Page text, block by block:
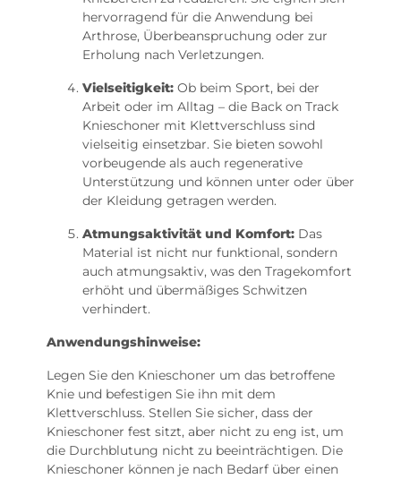
hervorragend für die Anwendung bei
Arthrose, Überbeanspruchung oder zur
Erholung nach Verletzungen.
Vielseitigkeit: Ob beim Sport, bei der
Arbeit oder im Alltag – die Back on Track
Knieschoner mit Klettverschluss sind
vielseitig einsetzbar. Sie bieten sowohl
vorbeugende als auch regenerative
Unterstützung und können unter oder über
der Kleidung getragen werden.
Atmungsaktivität und Komfort: Das
Material ist nicht nur funktional, sondern
auch atmungsaktiv, was den Tragekomfort
erhöht und übermäßiges Schwitzen
verhindert.
Anwendungshinweise:
Legen Sie den Knieschoner um das betroffene
Knie und befestigen Sie ihn mit dem
Klettverschluss. Stellen Sie sicher, dass der
Knieschoner fest sitzt, aber nicht zu eng ist, um
die Durchblutung nicht zu beeinträchtigen. Die
Knieschoner können je nach Bedarf über einen